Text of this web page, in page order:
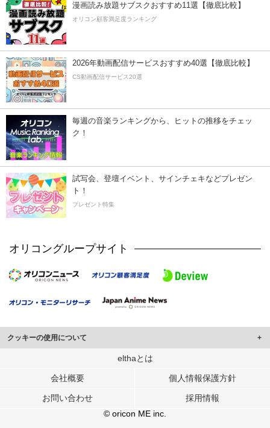
漫画読み放題サブスクおすすめ11選【徹底比較】
オリコン顧客満足度ランキング
2026年動画配信サービスおすすめ40選【徹底比較】
CS動画配信サービス20選
毎週の音楽ランキングから、ヒットの推移をチェッ
ク！
試写会、登壇イベント、サインチェキなどプレゼン
ト！
プレゼント特集
オリコングループサイト
クッキーの使用について
このサイトでは Cookie を使用して、ユーザーに合わせたコンテンツや広告の
行っています。
メディアや広告配信、データ解析の各パートナーに提供しています。
各パートナーは、この情報とユーザーが各パートナーに提供した他の情報や、
ユーザーが各パートナーのサービスを使用したときに収集した他の情報を組み
elthaとは
会社概要 個人情報保護方針
お問い合わせ
採用情報
© oricon ME inc.